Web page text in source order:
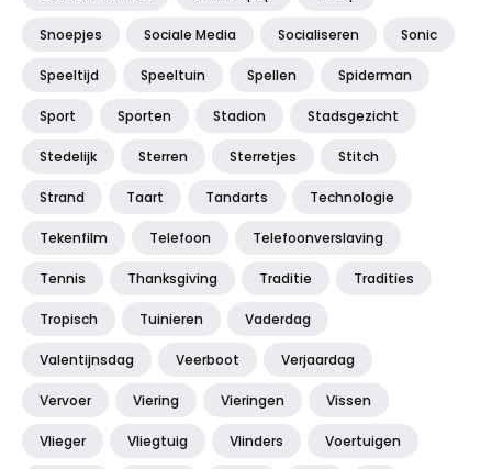
Snoepjes Sociale Media Socialiseren Sonic
Speeltijd Speeltuin Spellen Spiderman
Sport Sporten Stadion Stadsgezicht
Stedelijk Sterren Sterretjes Stitch
Strand Taart Tandarts Technologie
Tekenfilm Telefoon Telefoonverslaving
Tennis Thanksgiving Traditie Tradities
Tropisch Tuinieren Vaderdag
Valentijnsdag Veerboot Verjaardag
Vervoer Viering Vieringen Vissen
Vlieger Vliegtuig Vlinders Voertuigen